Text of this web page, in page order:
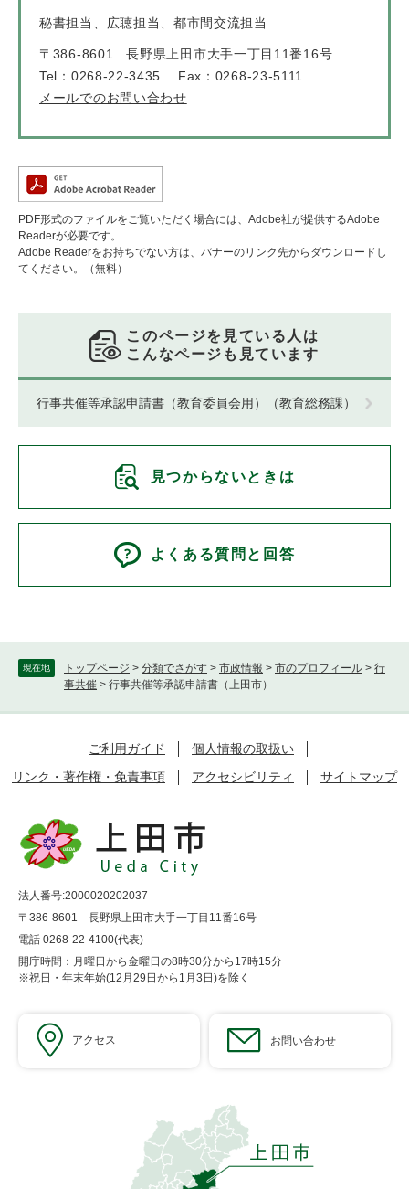
現在地 トップページ > 分類でさがす > 市政情報 > 市のプロフィール > 行
事共催 > 行事共催等承認申請書（上田市）
秘書担当、広聴担当、都市間交流担当
〒386-8601
長野県上田市大手一丁目11番16号
Tel：0268-22-3435
Fax：0268-23-5111
メールでのお問い合わせ
PDF形式のファイルをご覧いただく場合には、Adobe社が提供するAdobe
Readerが必要です。
Adobe Readerをお持ちでない方は、バナーのリンク先からダウンロードし
てください。（無料）
このページを見ている人は
こんなページも見ています
行事共催等承認申請書（教育委員会用）（教育総務課）
見つからないときは
よくある質問と回答
ご利用ガイド
個人情報の取扱い
リンク・著作権・免責事項
アクセシビリティ サイトマップ
法人番号:2000020202037
〒386-8601 長野県上田市大手一丁目11番16号
電話 0268-22-4100(代表)
開庁時間：月曜日から金曜日の8時30分から17時15分
※祝日・年末年始(12月29日から1月3日)を除く
アクセス お問い合わせ